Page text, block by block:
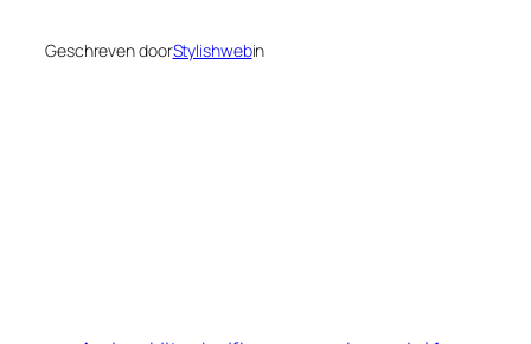
Geschreven doorStylishwebin